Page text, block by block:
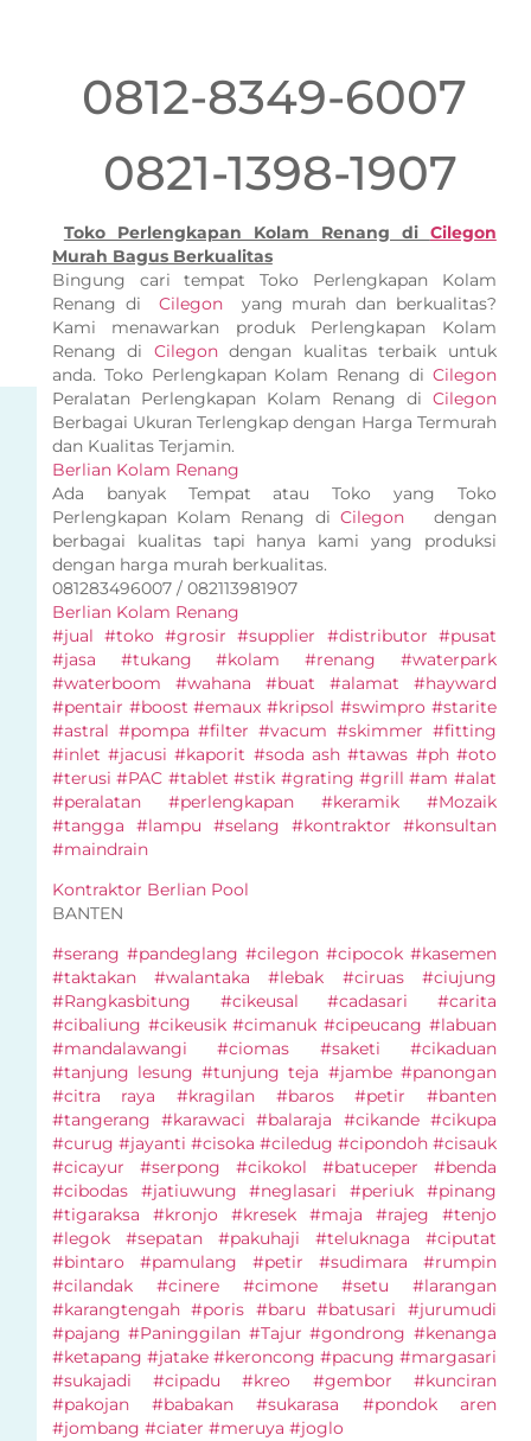
0812-8349-6007
0821-1398-1907
Toko Perlengkapan Kolam Renang di Cilegon
Murah Bagus Berkualitas
Bingung cari tempat Toko Perlengkapan Kolam
Renang diCilegon yang murah dan berkualitas?
Kami menawarkan produk Perlengkapan Kolam
Renang di Cilegondengan kualitas terbaik untuk
anda. Toko Perlengkapan Kolam Renang di Cilegon
Peralatan Perlengkapan Kolam Renang di Cilegon
Berbagai Ukuran Terlengkap dengan Harga Termurah
dan Kualitas Terjamin.
Berlian Kolam Renang
Ada banyak Tempat atau Toko yang Toko
Perlengkapan Kolam Renang di Cilegon
dengan
berbagai kualitas tapi hanya kami yang produksi
dengan harga murah berkualitas.
081283496007 / 082113981907
Berlian Kolam Renang
#jual #toko #grosir #supplier #distributor #pusat
#jasa #tukang #kolam #renang #waterpark
#waterboom #wahana #buat #alamat #hayward
#pentair #boost #emaux #kripsol #swimpro #starite
#astral #pompa #filter #vacum #skimmer #fitting
#inlet #jacusi #kaporit #soda ash #tawas #ph #oto
#terusi #PAC #tablet #stik #grating #grill #am #alat
#peralatan #perlengkapan #keramik #Mozaik
#tangga #lampu #selang #kontraktor #konsultan
#maindrain
Kontraktor Berlian Pool
BANTEN
#serang #pandeglang #cilegon #cipocok #kasemen
#taktakan #walantaka #lebak #ciruas #ciujung
#Rangkasbitung #cikeusal #cadasari #carita
#cibaliung #cikeusik #cimanuk #cipeucang #labuan
#mandalawangi #ciomas #saketi #cikaduan
#tanjung lesung #tunjung teja #jambe #panongan
#citra raya #kragilan #baros #petir #banten
#tangerang #karawaci #balaraja #cikande #cikupa
#curug #jayanti #cisoka #ciledug #cipondoh #cisauk
#cicayur #serpong #cikokol #batuceper #benda
#cibodas #jatiuwung #neglasari #periuk #pinang
#tigaraksa #kronjo #kresek #maja #rajeg #tenjo
#legok #sepatan #pakuhaji #teluknaga #ciputat
#bintaro #pamulang #petir #sudimara #rumpin
#cilandak #cinere #cimone #setu #larangan
#karangtengah #poris #baru #batusari #jurumudi
#pajang #Paninggilan #Tajur #gondrong #kenanga
#ketapang #jatake #keroncong #pacung #margasari
#sukajadi #cipadu #kreo #gembor #kunciran
#pakojan #babakan #sukarasa #pondok aren
#jombang #ciater #meruya #joglo